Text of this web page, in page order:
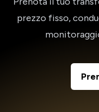
prezzo fisso,